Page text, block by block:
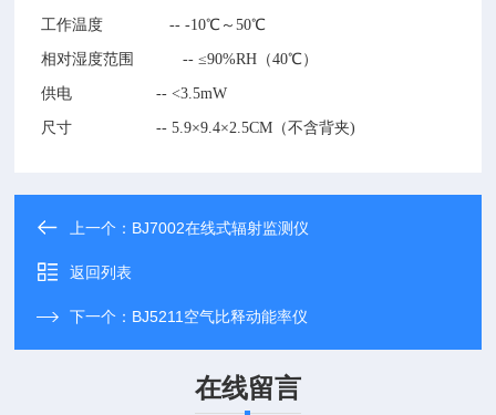
工作温度 ---10℃～50℃
相对湿度范围 -- ≤90%RH（40℃）
供电 --<3.5mW
尺寸 --5.9×9.4×2.5CM（不含背夹)
上一个： BJ7002在线式辐射监测仪
返回列表
下一个： BJ5211空气比释动能率仪
在线留言